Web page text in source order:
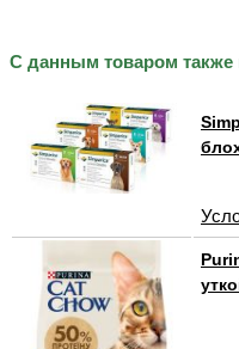
С данным товаром также